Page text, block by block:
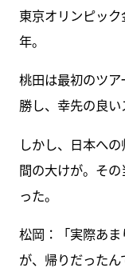
東京オリンピッ
年。
桃田は最初のツ
勝し、幸先の良い
しかし、日本へ
間の大けが。そ
った。
松岡：「実際あ
が、帰りだったん